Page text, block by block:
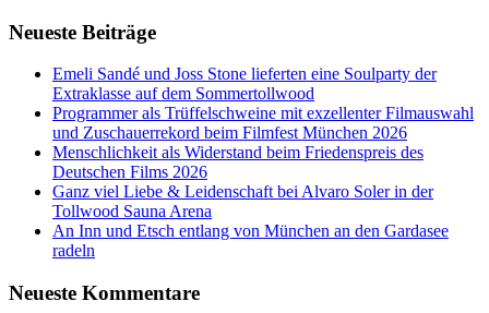
Neueste Beiträge
Emeli Sandé und Joss Stone lieferten eine Soulparty der
Extraklasse auf dem Sommertollwood
Programmer als Trüffelschweine mit exzellenter Filmauswahl
und Zuschauerrekord beim Filmfest München 2026
Menschlichkeit als Widerstand beim Friedenspreis des
Deutschen Films 2026
Ganz viel Liebe & Leidenschaft bei Alvaro Soler in der
Tollwood Sauna Arena
An Inn und Etsch entlang von München an den Gardasee
radeln
Neueste Kommentare